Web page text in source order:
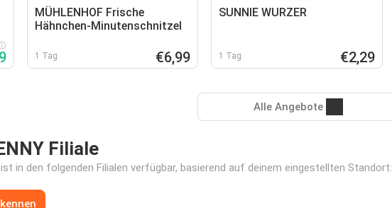
MÜHLENHOF Frische
Hähnchen-Minutenschnitzel
1 Tag €6,99
SUNNIE WURZER
1 Tag €2,29
Alle Angebote
Filiale
in den folgenden Filialen verfügbar, basierend auf deinem eingestellten Standort: